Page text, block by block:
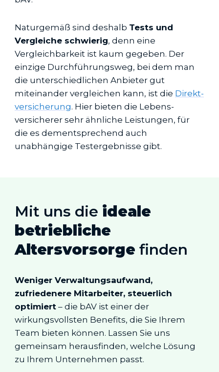
Naturgemäß sind deshalb Tests und
Vergleiche schwierig, denn eine
Vergleichbarkeit ist kaum gegeben. Der
einzige Durchführungsweg, bei dem man
die unterschiedlichen Anbieter gut
miteinander vergleichen kann, ist die Direkt­
versicherung. Hier bieten die Lebens­
versicherer sehr ähnliche Leistungen, für
die es dementsprechend auch
unabhängige Testergebnisse gibt.
Mit uns die ideale
betriebliche
Altersvorsorge finden
Weniger Verwaltungsaufwand,
zufriedenere Mitarbeiter, steuerlich
optimiert – die bAV ist einer der
wirkungsvollsten Benefits, die Sie Ihrem
Team bieten können. Lassen Sie uns
gemeinsam herausfinden, welche Lösung
zu Ihrem Unternehmen passt.